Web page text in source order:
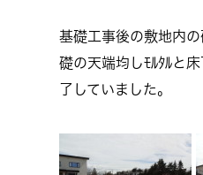
基礎工事後の敷地内
礎の天端均しﾓﾙﾀﾙと
了していました。